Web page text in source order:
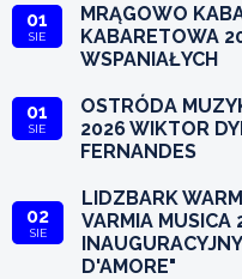
01
SIE
MRĄGOWO
KABARETOWA
WSPANIAŁYCH
01
SIE
OSTRÓDA
2026 WIKTOR
FERNANDES
02
SIE
LIDZBARK
VARMIA MUSICA
D'AMORE"